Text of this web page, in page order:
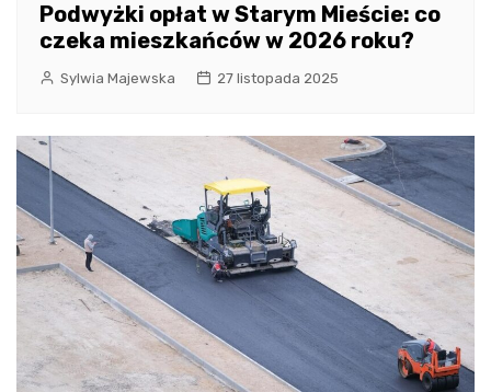
Podwyżki opłat w Starym Mieście: co
czeka mieszkańców w 2026 roku?
Sylwia Majewska 27 listopada 2025